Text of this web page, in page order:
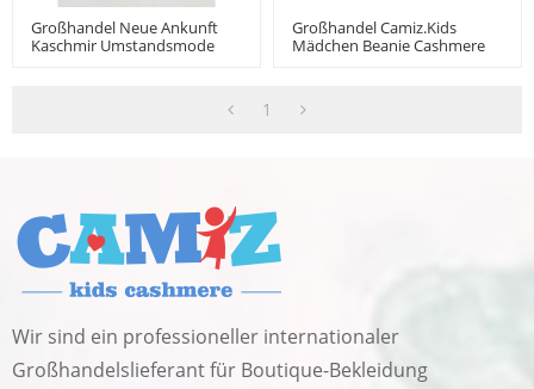
Großhandel Neue Ankunft
Kaschmir Umstandsmode
Großhandel Camiz.kids
Mädchen Beanie Cashmere
1
Wir sind ein professioneller internationaler
Großhandelslieferant für Boutique-Bekleidung